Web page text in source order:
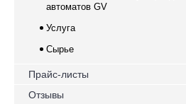
автоматов GV
Услуга
Сырье
Прайс-листы
Отзывы